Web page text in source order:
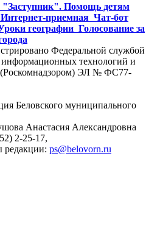
"Заступник". Помощь детям
Интернет-приемная Чат-бот
географии Голосование за
Федеральной службой
информационных технологий и
ЭЛ № ФС77-
Беловского муниципального
Анастасия Александровна
2-25-17,
редакции: ps@belovorn.ru